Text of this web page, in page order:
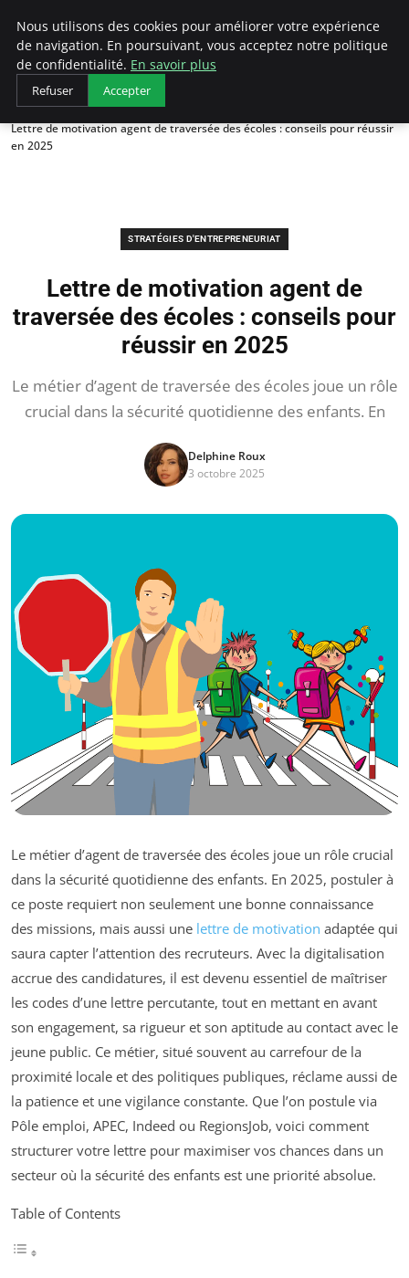
LECFCM
Accueil
Stratégies d'entrepreneuriat
Lettre de motivation agent de traversée des écoles : conseils pour réussir
en 2025
STRATÉGIES D'ENTREPRENEURIAT
Lettre de motivation agent de
traversée des écoles : conseils pour
réussir en 2025
Le métier d’agent de traversée des écoles joue un rôle
crucial dans la sécurité quotidienne des enfants. En
Delphine Roux
3 octobre 2025
Le métier d’agent de traversée des écoles joue un rôle crucial
dans la sécurité quotidienne des enfants. En 2025, postuler à
ce poste requiert non seulement une bonne connaissance
des missions, mais aussi une lettre de motivation adaptée qui
saura capter l’attention des recruteurs. Avec la digitalisation
accrue des candidatures, il est devenu essentiel de maîtriser
les codes d’une lettre percutante, tout en mettant en avant
son engagement, sa rigueur et son aptitude au contact avec le
jeune public. Ce métier, situé souvent au carrefour de la
proximité locale et des politiques publiques, réclame aussi de
la patience et une vigilance constante. Que l’on postule via
Pôle emploi, APEC, Indeed ou RegionsJob, voici comment
structurer votre lettre pour maximiser vos chances dans un
secteur où la sécurité des enfants est une priorité absolue.
Table of Contents
Nous utilisons des cookies pour améliorer votre expérience
de navigation. En poursuivant, vous acceptez notre politique
de confidentialité. En savoir plus
Refuser Accepter